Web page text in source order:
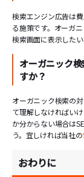
検索エンジン広告は
る施策です。オーガ
検索画面に表示した
オーガニック
すか？
オーガニック検索の
て理解しなければい
か分からない場合は
う。宜しければ当社の
おわりに